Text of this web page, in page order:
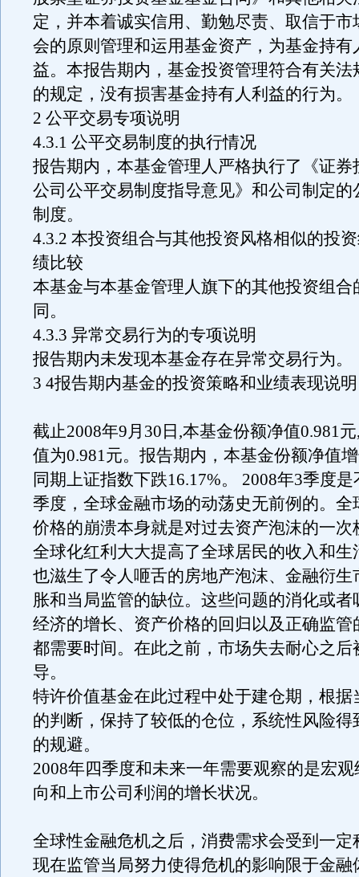
定，并本着诚实信用、勤勉尽责、取信于市
会的原则管理和运用基金资产，为基金持有
益。本报告期内，基金投资管理符合有关法
的规定，没有损害基金持有人利益的行为。
2 公平交易专项说明
4.3.1 公平交易制度的执行情况
报告期内，本基金管理人严格执行了《证券
公司公平交易制度指导意见》和公司制定的
制度。
4.3.2 本投资组合与其他投资风格相似的投
绩比较
本基金与本基金管理人旗下的其他投资组合
同。
4.3.3 异常交易行为的专项说明
报告期内未发现本基金存在异常交易行为。
3 4报告期内基金的投资策略和业绩表现说明
截止2008年9月30日,本基金份额净值0.981
值为0.981元。报告期内，本基金份额净值
同期上证指数下跌16.17%。 2008年3季度
季度，全球金融市场的动荡史无前例的。全
价格的崩溃本身就是对过去资产泡沫的一次
全球化红利大大提高了全球居民的收入和生
也滋生了令人咂舌的房地产泡沫、金融衍生
胀和当局监管的缺位。这些问题的消化或者
经济的增长、资产价格的回归以及正确监管
都需要时间。在此之前，市场失去耐心之后
导。
特许价值基金在此过程中处于建仓期，根据
的判断，保持了较低的仓位，系统性风险得
的规避。
2008年四季度和未来一年需要观察的是宏
向和上市公司利润的增长状况。
全球性金融危机之后，消费需求会受到一定
现在监管当局努力使得危机的影响限于金融